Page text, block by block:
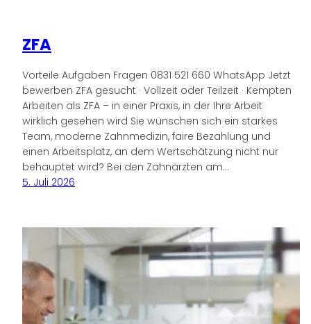
ZFA
Vorteile Aufgaben Fragen 0831 521 660 WhatsApp Jetzt
bewerben ZFA gesucht · Vollzeit oder Teilzeit · Kempten
Arbeiten als ZFA – in einer Praxis, in der Ihre Arbeit
wirklich gesehen wird Sie wünschen sich ein starkes
Team, moderne Zahnmedizin, faire Bezahlung und
einen Arbeitsplatz, an dem Wertschätzung nicht nur
behauptet wird? Bei den Zahnärzten am…
5. Juli 2026